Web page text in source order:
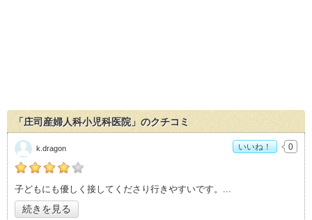
「庄司産婦人科小児科医院」のクチコミ
の「庄司産婦人科小児科医院」おすすめ度：4
子どもにも優しく接してくださり行きやすいです。
続きを見る
k.dragon いいね！ 0